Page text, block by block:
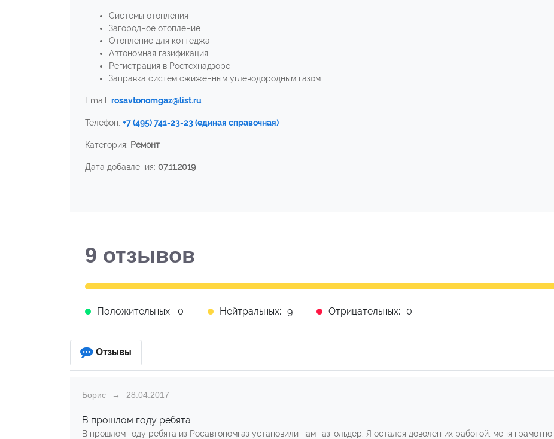
Системы отопления
Загородное отопление
Отопление для коттеджа
Автономная газификация
Регистрация в Ростехнадзоре
Заправка систем сжиженным углеводородным газом
Email: rosavtonomgaz@list.ru
Телефон: +7 (495) 741-23-23 (единая справочная)
Категория: Ремонт
Дата добавления: 07.11.2019
9 отзывов
Положительных: 0 Нейтральных: 9 Отрицательных: 0
Отзывы
Борис 28.04.2017
В прошлом году ребята
В прошлом году ребята из Росавтономгаз установили нам газгольдер. Я остался доволен их работой, меня